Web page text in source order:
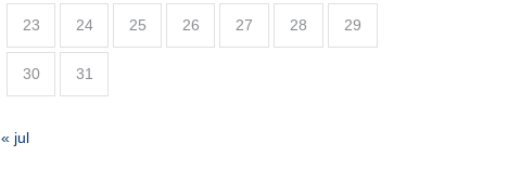
23 24 25 26 27 28 29
30 31
« jul